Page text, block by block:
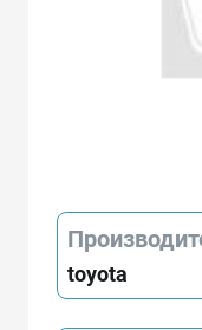
toyota